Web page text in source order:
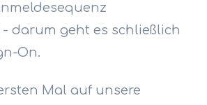
darum geht es schließlich
On.
Mal auf unsere